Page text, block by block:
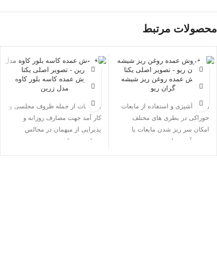
محصولات مرتبط
فروش عمده روغن ریز شیشه
گران ریو
هنگام آشپزی و استفاده از مایعات
خوراکی در بطری های مختلف
امکان سر ریز شدن مایعات یا
ریختن آن بسیار
فروش عمده کاسه بلور کاوه
مدل زرین
بلوریجات از جمله ظروف مجلسی و
کار آمد جهت مصارف روزانه و
پذیرایی از میهمان در مجالس
مختلف می باشد